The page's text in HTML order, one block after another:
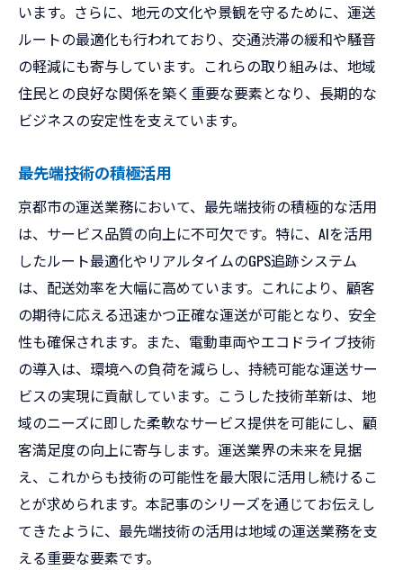
います。さらに、地元の文化や景観を守るために、運送
ルートの最適化も行われており、交通渋滞の緩和や騒音
の軽減にも寄与しています。これらの取り組みは、地域
住民との良好な関係を築く重要な要素となり、長期的な
ビジネスの安定性を支えています。
最先端技術の積極活用
京都市の運送業務において、最先端技術の積極的な活用
は、サービス品質の向上に不可欠です。特に、AIを活用
したルート最適化やリアルタイムのGPS追跡システム
は、配送効率を大幅に高めています。これにより、顧客
の期待に応える迅速かつ正確な運送が可能となり、安全
性も確保されます。また、電動車両やエコドライブ技術
の導入は、環境への負荷を減らし、持続可能な運送サー
ビスの実現に貢献しています。こうした技術革新は、地
域のニーズに即した柔軟なサービス提供を可能にし、顧
客満足度の向上に寄与します。運送業界の未来を見据
え、これからも技術の可能性を最大限に活用し続けるこ
とが求められます。本記事のシリーズを通じてお伝えし
てきたように、最先端技術の活用は地域の運送業務を支
える重要な要素です。